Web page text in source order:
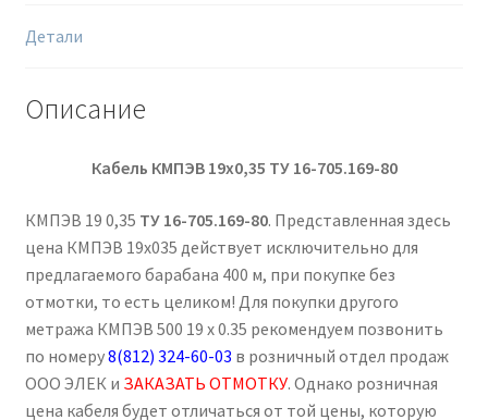
Детали
Описание
Кабель КМПЭВ 19х0,35 ТУ 16-705.169-80
КМПЭВ 19 0,35 ТУ 16-705.169-80. Представленная здесь
цена КМПЭВ 19х035 действует исключительно для
предлагаемого барабана 400 м, при покупке без
отмотки, то есть целиком! Для покупки другого
метража КМПЭВ 500 19 х 0.35 рекомендуем позвонить
по номеру8(812) 324-60-03 в розничный отдел продаж
ООО ЭЛЕК и ЗАКАЗАТЬ ОТМОТКУ. Однако розничная
цена кабеля будет отличаться от той цены, которую